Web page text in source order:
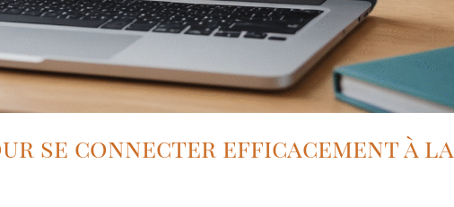
se connecter efficacement à la